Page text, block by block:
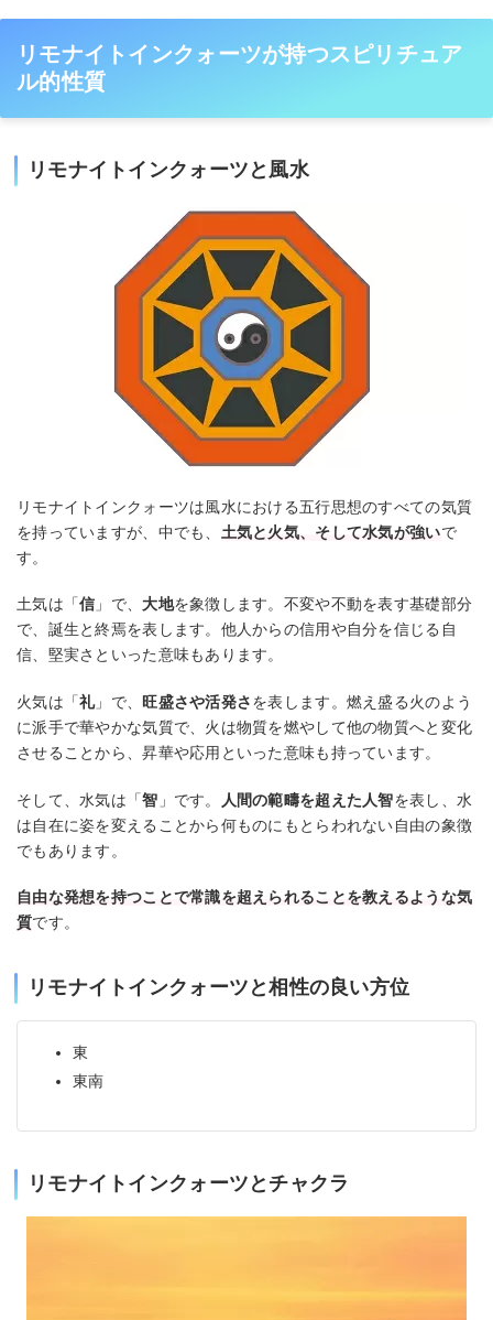
リモナイトインクォーツが持つスピリチュア
ル的性質
リモナイトインクォーツと風水
リモナイトインクォーツは風水における五行思想のすべての気質
を持っていますが、中でも、 土気と火気、そして水気が強いで
す。
土気は「信 」で、 大地を象徴します。不変や不動を表す基礎部分
で、誕生と終焉を表します。他人からの信用や自分を信じる自
信、堅実さといった意味もあります。
火気は「礼」で、 旺盛さや活発さを表します。燃え盛る火のよう
に派手で華やかな気質で、火は物質を燃やして他の物質へと変化
させることから、昇華や応用といった意味も持っています。
そして、水気は「智 」です。 人間の範疇を超えた人智を表し、水
は自在に姿を変えることから何ものにもとらわれない自由の象徴
でもあります。
自由な発想を持つことで常識を超えられることを教えるような気
質です。
リモナイトインクォーツと相性の良い方位
東
東南
リモナイトインクォーツとチャクラ